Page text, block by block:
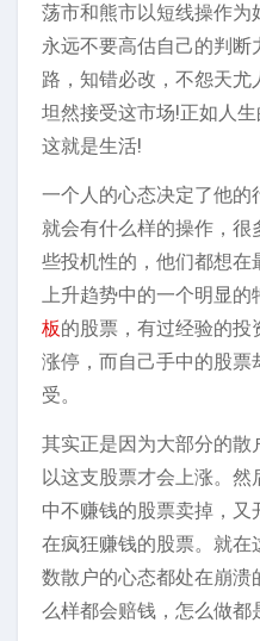
荡市和熊市以短线操作为
永远不要高估自己的判
路，知错必改，不怨天尤
坦然接受这市场!正如人
这就是生活!
一个人的心态决定了他的
就会有什么样的操作，很
些投机性的，他们都想在
上升趋势中的一个明显的
板的股票，有过经验的投
涨停，而自己手中的股
受。
其实正是因为大部分的
以这支股票才会上涨。
中不赚钱的股票卖掉，
在疯狂赚钱的股票。就在
数散户的心态都处在崩溃
么样都会赔钱，怎么做都